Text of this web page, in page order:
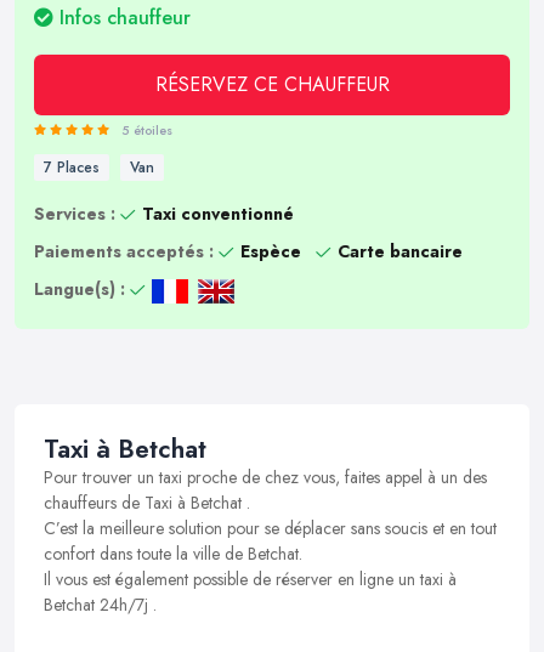
Infos chauffeur
RÉSERVEZ CE CHAUFFEUR
5 étoiles
7 Places Van
Services :
Taxi conventionné
Paiements acceptés :
Espèce
Carte bancaire
Langue(s) :
Taxi à Betchat
Pour trouver un taxi proche de chez vous, faites appel à un des
chauffeurs de Taxi à Betchat .
C’est la meilleure solution pour se déplacer sans soucis et en tout
confort dans toute la ville de Betchat.
Il vous est également possible de réserver en ligne un taxi à
Betchat 24h/7j .